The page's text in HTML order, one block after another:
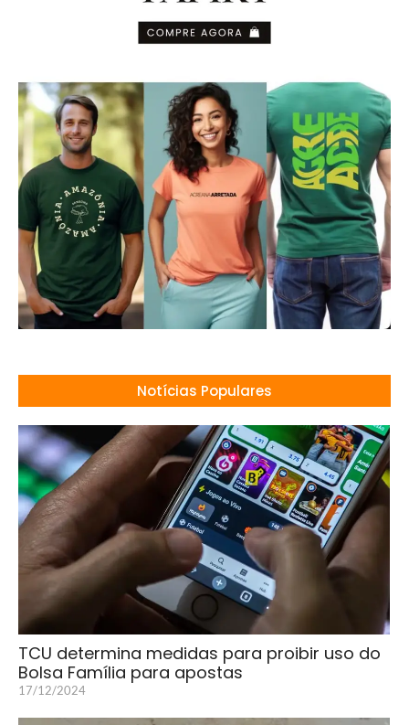
Notícias Populares
TCU determina medidas para proibir uso do
Bolsa Família para apostas
17/12/2024